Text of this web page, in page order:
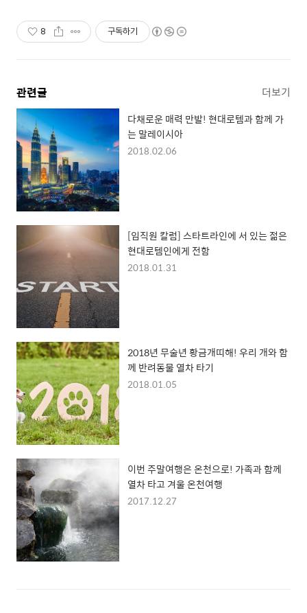
8 구독하기
관련글 더보기
다채로운 매력 만발! 현대로템과 함께 가
는 말레이시아
2018.02.06
[임직원 칼럼] 스타트라인에 서 있는 젊은
현대로템인에게 전함
2018.01.31
2018년 무술년 황금개띠해! 우리 개와 함
께 반려동물 열차 타기
2018.01.05
이번 주말여행은 온천으로! 가족과 함께
열차 타고 겨울 온천여행
2017.12.27